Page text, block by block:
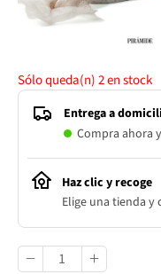
Sólo queda(n)2en stock
Entrega a
Compra ahora
Haz clic y recoge
Elige una tienda y